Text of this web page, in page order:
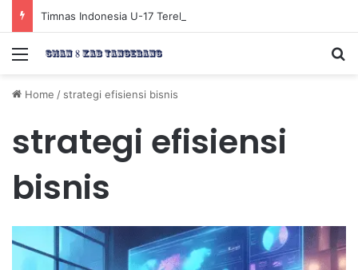
Menu
Home / strategi efisiensi bisnis
strategi efisiensi
bisnis